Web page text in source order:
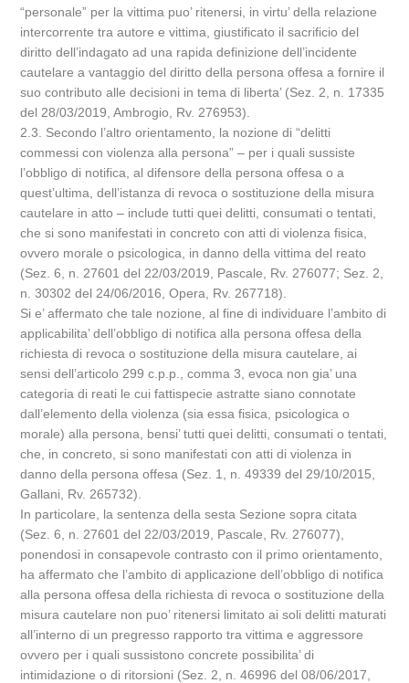
“personale” per la vittima puo’ ritenersi, in virtu’ della relazione
intercorrente tra autore e vittima, giustificato il sacrificio del
diritto dell’indagato ad una rapida definizione dell’incidente
cautelare a vantaggio del diritto della persona offesa a fornire il
suo contributo alle decisioni in tema di liberta’ (Sez. 2, n. 17335
del 28/03/2019, Ambrogio, Rv. 276953).
2.3. Secondo l’altro orientamento, la nozione di “delitti
commessi con violenza alla persona” – per i quali sussiste
l’obbligo di notifica, al difensore della persona offesa o a
quest’ultima, dell’istanza di revoca o sostituzione della misura
cautelare in atto – include tutti quei delitti, consumati o tentati,
che si sono manifestati in concreto con atti di violenza fisica,
ovvero morale o psicologica, in danno della vittima del reato
(Sez. 6, n. 27601 del 22/03/2019, Pascale, Rv. 276077; Sez. 2,
n. 30302 del 24/06/2016, Opera, Rv. 267718).
Si e’ affermato che tale nozione, al fine di individuare l’ambito di
applicabilita’ dell’obbligo di notifica alla persona offesa della
richiesta di revoca o sostituzione della misura cautelare, ai
sensi dell’articolo 299 c.p.p., comma 3, evoca non gia’ una
categoria di reati le cui fattispecie astratte siano connotate
dall’elemento della violenza (sia essa fisica, psicologica o
morale) alla persona, bensi’ tutti quei delitti, consumati o tentati,
che, in concreto, si sono manifestati con atti di violenza in
danno della persona offesa (Sez. 1, n. 49339 del 29/10/2015,
Gallani, Rv. 265732).
In particolare, la sentenza della sesta Sezione sopra citata
(Sez. 6, n. 27601 del 22/03/2019, Pascale, Rv. 276077),
ponendosi in consapevole contrasto con il primo orientamento,
ha affermato che l’ambito di applicazione dell’obbligo di notifica
alla persona offesa della richiesta di revoca o sostituzione della
misura cautelare non puo’ ritenersi limitato ai soli delitti maturati
all’interno di un pregresso rapporto tra vittima e aggressore
ovvero per i quali sussistono concrete possibilita’ di
intimidazione o di ritorsioni (Sez. 2, n. 46996 del 08/06/2017,